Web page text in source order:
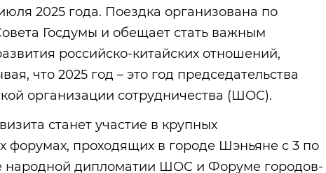
2025 года. Поездка организована по
Госдумы и обещает стать важным
российско-китайских отношений,
что 2025 год – это год председательства
организации сотрудничества (ШОС).
станет участие в крупных
форумах, проходящих в городе Шэньяне с 3 по
народной дипломатии ШОС и Форуме городов-